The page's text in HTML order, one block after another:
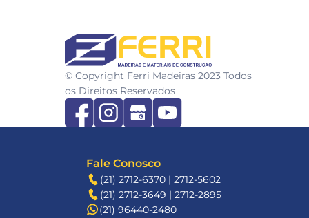
FERRI
© Copyright Ferri Madeiras 2023 Todos
os Direitos Reservados
Fale Conosco
(21) 2712-6370 | 2712-5602
(21) 2712-3649 | 2712-2895
(21) 96440-2480